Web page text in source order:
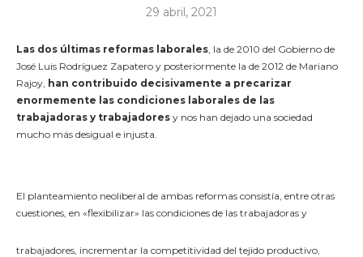
29 abril, 2021
Las dos últimas reformas laborales, la de 2010 del Gobierno de
José Luis Rodríguez Zapatero y posteriormente la de 2012 de Mariano
Rajoy, han contribuido decisivamente a precarizar
enormemente las condiciones laborales de las
trabajadoras y trabajadores y nos han dejado una sociedad
mucho más desigual e injusta.
El planteamiento neoliberal de ambas reformas consistía, entre otras
cuestiones, en «flexibilizar» las condiciones de las trabajadoras y
trabajadores, incrementar la competitividad del tejido productivo,